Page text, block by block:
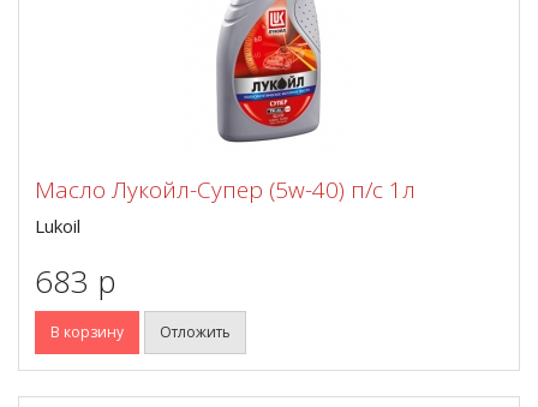
Масло Лукойл-Супер (5w-40) п/с 1л
Lukoil
683 p
В корзину Отложить